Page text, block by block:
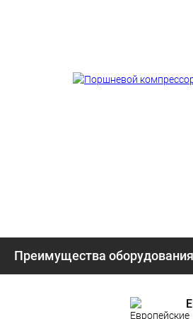
Преимущества